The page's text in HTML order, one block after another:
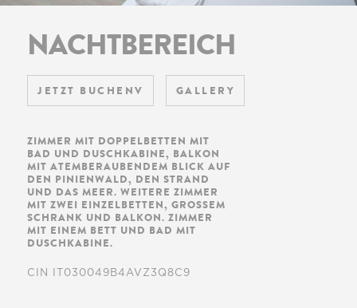
NACHTBEREICH
JETZT BUCHENV GALLERY
ZIMMER MIT DOPPELBETTEN MIT
BAD UND DUSCHKABINE, BALKON
MIT ATEMBERAUBENDEM BLICK AUF
DEN PINIENWALD, DEN STRAND
UND DAS MEER. WEITERE ZIMMER
MIT ZWEI EINZELBETTEN, GROSSEM S
CHRANK UND BALKON. ZIMMER M
IT EINEM BETT UND BAD MIT D
USCHKABINE.
CIN IT030049B4AVZ3Q8C9